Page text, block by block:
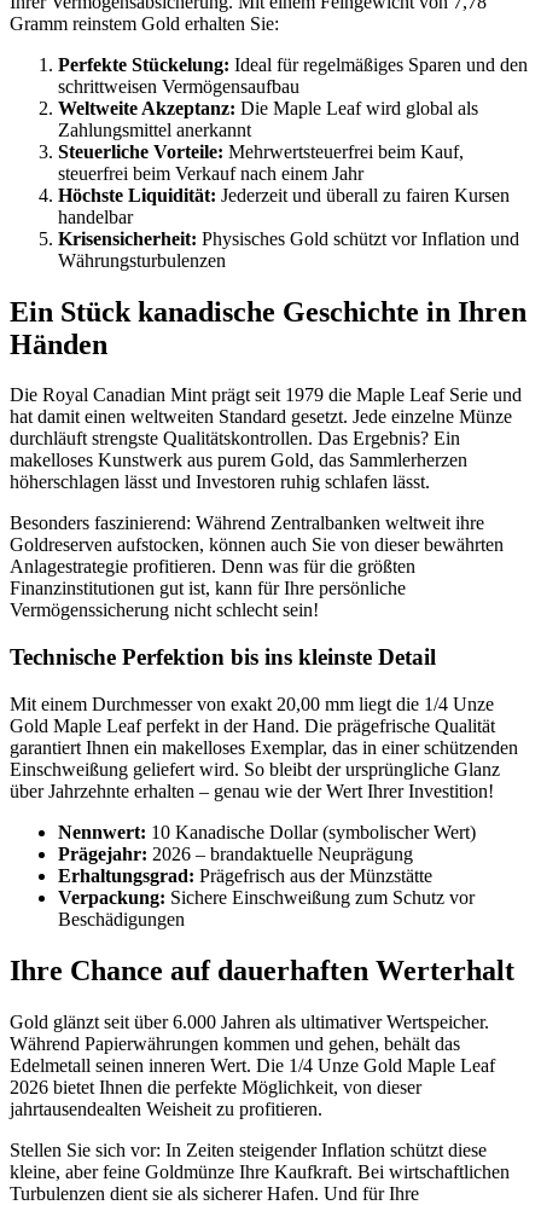
Gramm reinstem Gold erhalten Sie:
Perfekte Stückelung: Ideal für regelmäßiges Sparen und den
schrittweisen Vermögensaufbau
Weltweite Akzeptanz: Die Maple Leaf wird global als
Zahlungsmittel anerkannt
Steuerliche Vorteile: Mehrwertsteuerfrei beim Kauf,
steuerfrei beim Verkauf nach einem Jahr
Höchste Liquidität: Jederzeit und überall zu fairen Kursen
handelbar
Krisensicherheit: Physisches Gold schützt vor Inflation und
Währungsturbulenzen
Ein Stück kanadische Geschichte in Ihren
Händen
Die Royal Canadian Mint prägt seit 1979 die Maple Leaf Serie und
hat damit einen weltweiten Standard gesetzt. Jede einzelne Münze
durchläuft strengste Qualitätskontrollen. Das Ergebnis? Ein
makelloses Kunstwerk aus purem Gold, das Sammlerherzen
höherschlagen lässt und Investoren ruhig schlafen lässt.
Besonders faszinierend: Während Zentralbanken weltweit ihre
Goldreserven aufstocken, können auch Sie von dieser bewährten
Anlagestrategie profitieren. Denn was für die größten
Finanzinstitutionen gut ist, kann für Ihre persönliche
Vermögenssicherung nicht schlecht sein!
Technische Perfektion bis ins kleinste Detail
Mit einem Durchmesser von exakt 20,00 mm liegt die 1/4 Unze
Gold Maple Leaf perfekt in der Hand. Die prägefrische Qualität
garantiert Ihnen ein makelloses Exemplar, das in einer schützenden
Einschweißung geliefert wird. So bleibt der ursprüngliche Glanz
über Jahrzehnte erhalten – genau wie der Wert Ihrer Investition!
Nennwert: 10 Kanadische Dollar (symbolischer Wert)
Prägejahr: 2026 – brandaktuelle Neuprägung
Erhaltungsgrad: Prägefrisch aus der Münzstätte
Verpackung: Sichere Einschweißung zum Schutz vor
Beschädigungen
Ihre Chance auf dauerhaften Werterhalt
Gold glänzt seit über 6.000 Jahren als ultimativer Wertspeicher.
Während Papierwährungen kommen und gehen, behält das
Edelmetall seinen inneren Wert. Die 1/4 Unze Gold Maple Leaf
2026 bietet Ihnen die perfekte Möglichkeit, von dieser
jahrtausendealten Weisheit zu profitieren.
Stellen Sie sich vor: In Zeiten steigender Inflation schützt diese
kleine, aber feine Goldmünze Ihre Kaufkraft. Bei wirtschaftlichen
Turbulenzen dient sie als sicherer Hafen. Und für Ihre